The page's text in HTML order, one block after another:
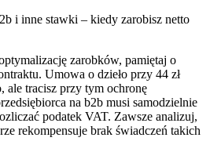
i inne stawki – kiedy zarobisz netto
zarobków, pamiętaj o
Umowa o dzieło przy 44 zł
ale tracisz przy tym ochronę
na b2b musi samodzielnie
podatek VAT. Zawsze analizuj,
rekompensuje brak świadczeń takich